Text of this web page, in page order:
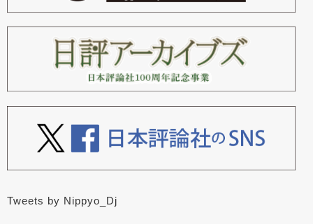
Tweets by Nippyo_Dj